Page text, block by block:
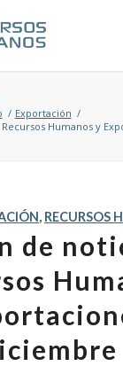
/ Exportación /
Humanos y
, RECURSOS
de